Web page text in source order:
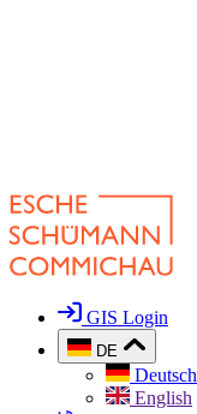
GIS Login
DE
Deutsch
English